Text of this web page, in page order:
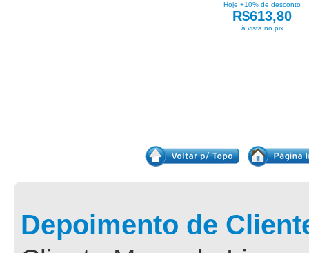
Hoje +10% de desconto
R$613,80
à vista no pix
Depoimento de